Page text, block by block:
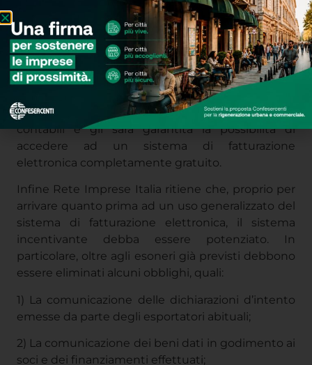
elettronica completamente gratuito.
Infine Rete Imprese Italia ritiene che, proprio per
arrivare quanto prima ad un uso generalizzato del
sistema di fatturazione elettronica, il sistema
incentivante debba essere potenziato. In
particolare, oltre agli esoneri già previsti debbono
essere eliminati alcuni obblighi, quali:
1) La comunicazione delle dichiarazioni d’intento
emesse da parte degli esportatori abituali;
2) La comunicazione dei beni dati in godimento ai
soci e dei finanziamenti effettuati;
3) L’ adozione del reverse charge per
l’individuazione del soggetto debitore dell’Iva;
4) L’apposizione del visto di conformità per la
compensazione o rimborso del crediti Iva e delle
imposte sui redditi di importo superiore a 15.000
5) La comunicazione delle operazioni di acquisto,